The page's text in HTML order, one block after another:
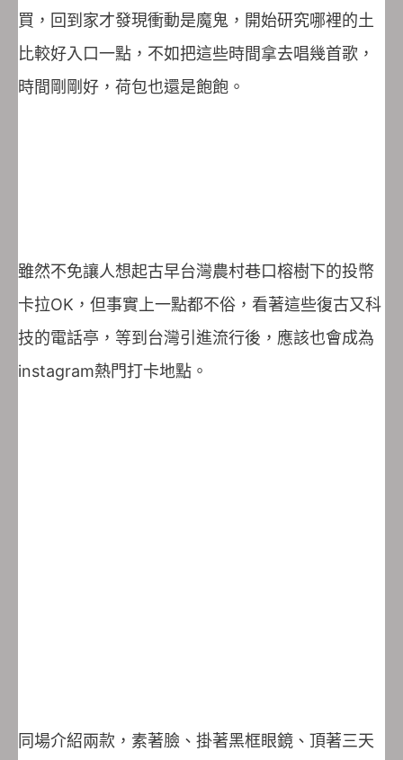
買，回到家才發現衝動是魔鬼，開始研究哪裡的土
比較好入口一點，不如把這些時間拿去唱幾首歌，
時間剛剛好，荷包也還是飽飽。
雖然不免讓人想起古早台灣農村巷口榕樹下的投幣
卡拉OK，但事實上一點都不俗，看著這些復古又科
技的電話亭，等到台灣引進流行後，應該也會成為
instagram熱門打卡地點。
同場介紹兩款，素著臉、掛著黑框眼鏡、頂著三天